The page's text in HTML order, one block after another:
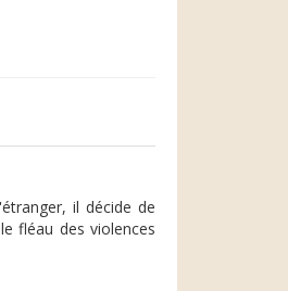
il décide de
fléau des violences